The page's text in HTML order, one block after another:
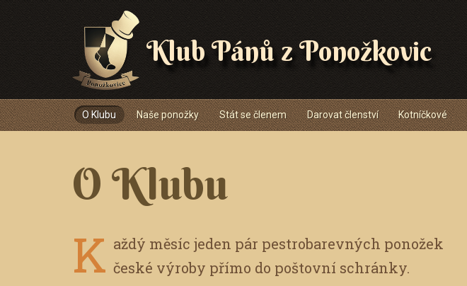
Klub Pánů z Ponožkovic
Navigace
O Klubu Naše ponožky Stát se členem Darovat členství Kotníčkové
O Klubu
K aždý měsíc jeden pár pestrobarevných ponožek
české výroby přímo do poštovní schránky.